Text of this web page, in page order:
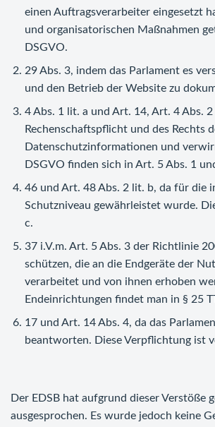
einen Auftragsverarbeiter eingesetzt
und organisatorischen Maßnahmen
DSGVO.
29 Abs. 3, indem das Parlament es
und den Betrieb der Website zu
4 Abs. 1 lit. a und Art. 14, Art. 4 Abs.
Rechenschaftspflicht und des
Datenschutzinformationen und
DSGVO finden sich in Art. 5 Abs. 1
46 und Art. 48 Abs. 2 lit. b, da für die
Schutzniveau gewährleistet wurde.
c.
37 i.V.m. Art. 5 Abs. 3 der Richtlinie
schützen, die an die Endgeräte der
verarbeitet und von ihnen erhoben
Endeinrichtungen findet man in § 25
17 und Art. 14 Abs. 4, da das
beantworten. Diese Verpflichtung ist
Der EDSB hat aufgrund dieser Verstöße
ausgesprochen. Es wurde jedoch keine